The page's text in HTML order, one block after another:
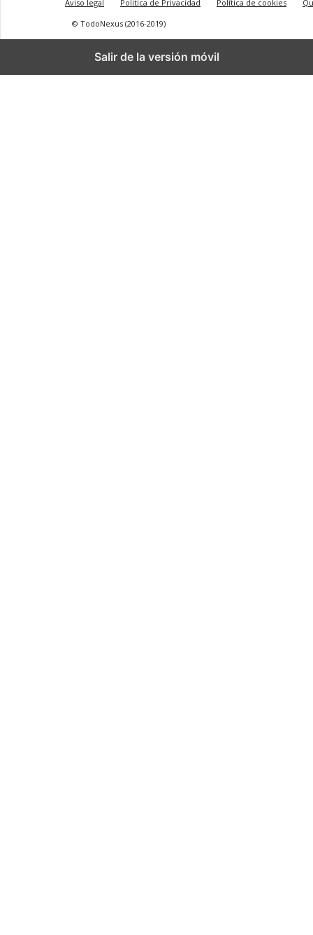
Aviso legal Politica de Privacidad Política de cookies
© TodoNexus (2016-2019)
Salir de la versión móvil